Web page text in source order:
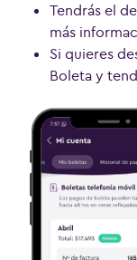
Tendrás el
más
Si quieres
Boleta y